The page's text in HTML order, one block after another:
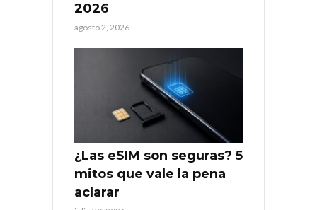
2026
agosto 2, 2026
¿Las eSIM son seguras? 5
mitos que vale la pena
aclarar